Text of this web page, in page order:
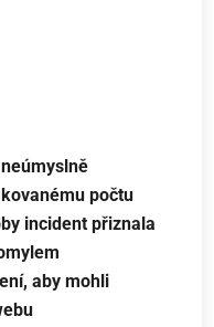
počtu
incident přiznala
aby mohli